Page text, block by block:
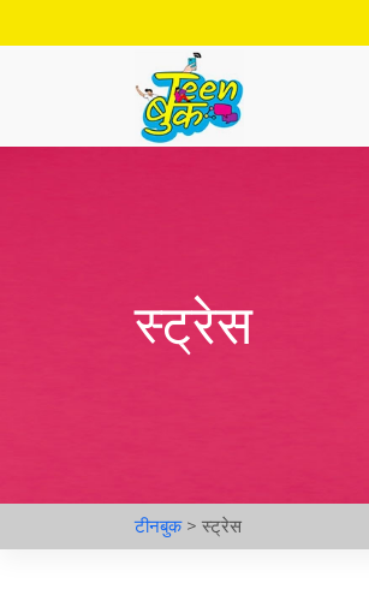
स्ट्रेस
टीनबुक> स्ट्रेस